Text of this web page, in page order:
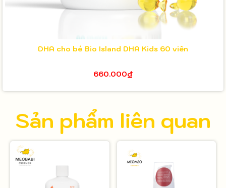
DHA cho bé Bio Island DHA Kids 60 viên
660.000₫
Sản phẩm liên quan